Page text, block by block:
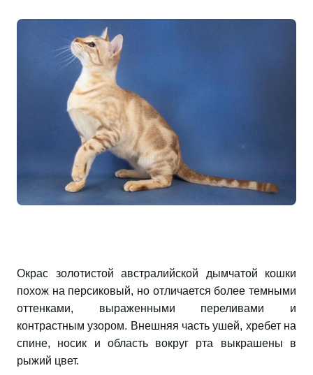
Окрас золотистой австралийской дымчатой кошки
похож на персиковый, но отличается более темными
оттенками, выраженными переливами и
контрастным узором. Внешняя часть ушей, хребет на
спине, носик и область вокруг рта выкрашены в
рыжий цвет.